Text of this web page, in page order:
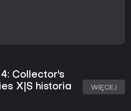
surowcami - złotem,
terytoriów przez posterunki oraz
poprzez Księgi Magii, które
jednostek i zdolności
Punkty wiedzy
a punkty rzucania oraz mana
Collector's
X|S historia
WIĘCEJ